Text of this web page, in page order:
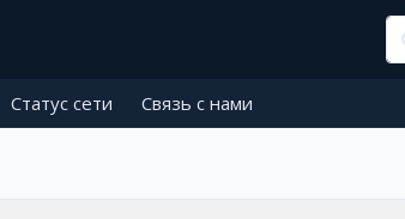
Статус сети Связь с нами